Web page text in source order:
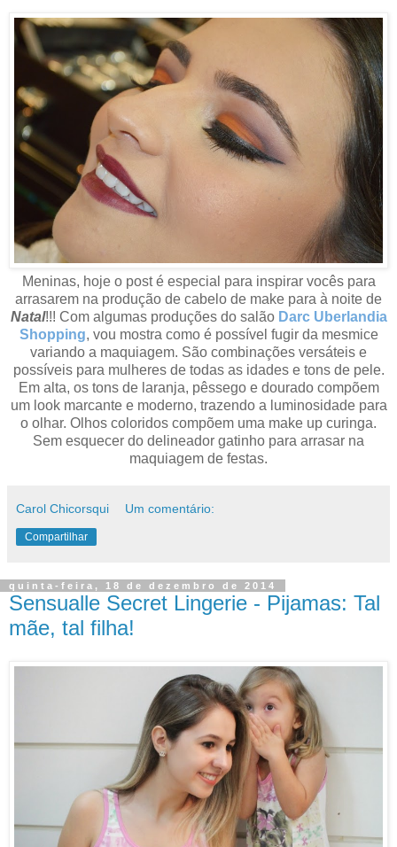
Meninas, hoje o post é especial para inspirar vocês para
arrasarem na produção de cabelo de make para à noite de
Natal!!! Com algumas produçõesdo salão Darc Uberlandia
Shopping, vou mostra como é possível fugir da mesmice
variando a maquiagem. São combinações versáteis e
possíveis para mulheres de todas as idades e tons de pele.
Em alta, os tons de laranja, pêssego e dourado compõem
um look marcante e moderno, trazendo a luminosidade para
o olhar. O lhos coloridos compõem uma make up curinga.
Sem esquecer do delineador gatinho para arrasar na
maquiagem de festas.
Carol Chicorsqui Um comentário:
Compartilhar
quinta-feira, 18 de dezembro de 2014
Sensualle Secret Lingerie - Pijamas: Tal
mãe, tal filha!